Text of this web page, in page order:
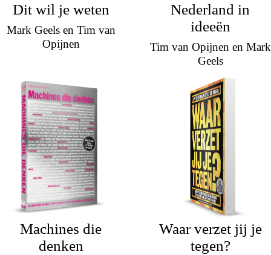
Dit wil je weten
Mark Geels en Tim van
Opijnen
Nederland in
ideeën
Tim van Opijnen en Mark
Geels
Machines die
denken
Waar verzet jij je
tegen?